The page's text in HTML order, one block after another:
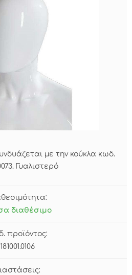
με την κούκλα κωδ.
Γυαλιστερό
διαθέσιμο
προϊόντος:
181001.0106